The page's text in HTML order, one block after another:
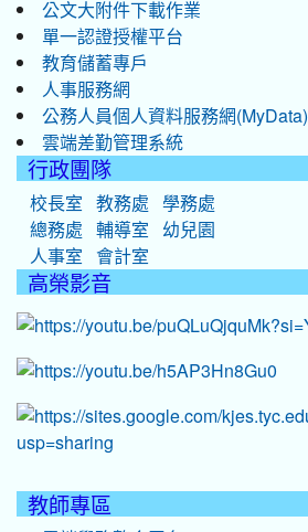
公文大附件下載作業
單一認證授權平台
教育儲蓄專戶
人事服務網
公務人員個人資料服務網(MyData)
雲端差勤管理系統
行政團隊
校長室 教務處
學務處
總務處
輔導室
幼兒園
人事室
會計室
高榮影音
教師專區